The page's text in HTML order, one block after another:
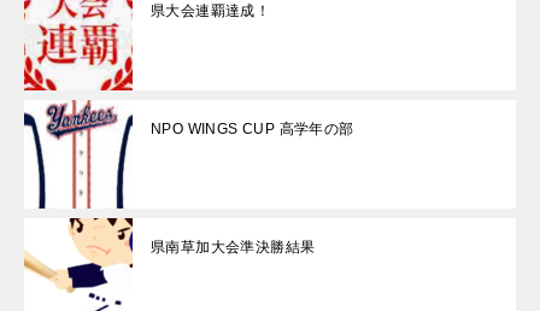
県大会連覇達成！
NPO WINGS CUP 高学年の部
県南草加大会準決勝結果